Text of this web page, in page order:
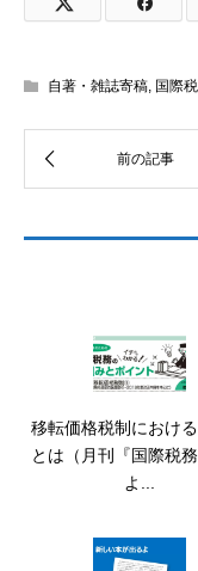
自著・雑誌寄稿, 国際
移転価格税制におけ
とは（月刊『国際税
よ...